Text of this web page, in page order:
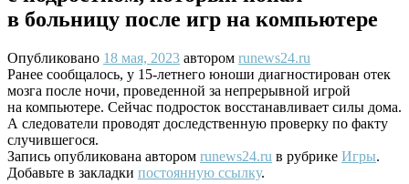
в больницу после игр на компьютере
Опубликовано 18 мая, 2023 автором runews24.ru
Ранее сообщалось, у 15-летнего юноши диагностирован отек
мозга после ночи, проведенной за непрерывной игрой
на компьютере. Сейчас подросток восстанавливает силы дома.
А следователи проводят доследственную проверку по факту
случившегося.
Запись опубликована автором runews24.ru в рубрике Игры.
Добавьте в закладки постоянную ссылку.